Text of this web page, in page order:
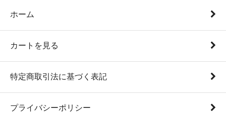
ホーム
カートを見る
特定商取引法に基づく表記
プライバシーポリシー